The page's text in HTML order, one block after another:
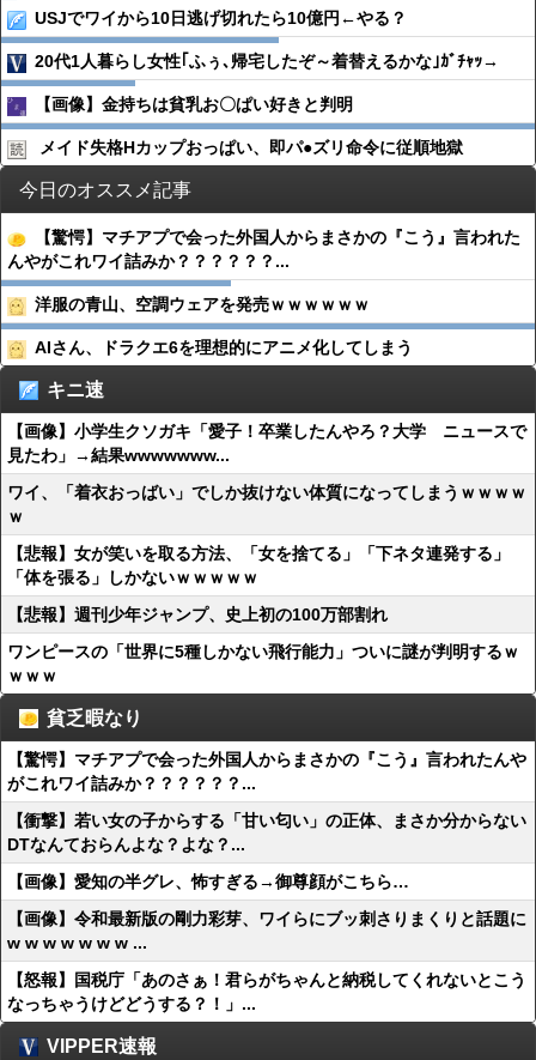
USJでワイから10日逃げ切れたら10億円←やる？
20代1人暮らし女性｢ふぅ､帰宅したぞ～着替えるかな｣ｶﾞﾁｬｯ→
【画像】金持ちは貧乳お〇ぱい好きと判明
メイド失格Hカップおっぱい、即パ●︎ズリ命令に従順地獄
今日のオススメ記事
【驚愕】マチアプで会った外国人からまさかの『こう』言われた
んやがこれワイ詰みか？？？？？？...
洋服の青山、空調ウェアを発売ｗｗｗｗｗｗ
AIさん、ドラクエ6を理想的にアニメ化してしまう
キニ速
【画像】小学生クソガキ「愛子！卒業したんやろ？大学 ニュースで
見たわ」→結果wwwwwww...
ワイ、「着衣おっばい」でしか抜けない体質になってしまうｗｗｗｗ
ｗ
【悲報】女が笑いを取る方法、「女を捨てる」「下ネタ連発する」
「体を張る」しかないｗｗｗｗｗ
【悲報】週刊少年ジャンプ、史上初の100万部割れ
ワンピースの「世界に5種しかない飛行能力」ついに謎が判明するｗ
ｗｗｗ
貧乏暇なり
【驚愕】マチアプで会った外国人からまさかの『こう』言われたんや
がこれワイ詰みか？？？？？？...
【衝撃】若い女の子からする「甘い匂い」の正体、まさか分からない
DTなんておらんよな？よな？...
【画像】愛知の半グレ、怖すぎる→御尊顔がこちら…
【画像】令和最新版の剛力彩芽、ワイらにブッ刺さりまくりと話題に
w w w w w w w ...
【怒報】国税庁「あのさぁ！君らがちゃんと納税してくれないとこう
なっちゃうけどどうする？！」...
VIPPER速報